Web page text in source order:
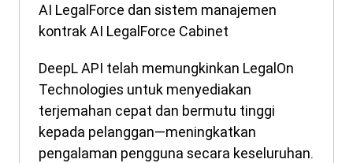
AI LegalForce dan sistem manajemen
kontrak AI LegalForce Cabinet
DeepL API telah memungkinkan LegalOn
Technologies untuk menyediakan
terjemahan cepat dan bermutu tinggi
kepada pelanggan—meningkatkan
pengalaman pengguna secara keseluruhan.